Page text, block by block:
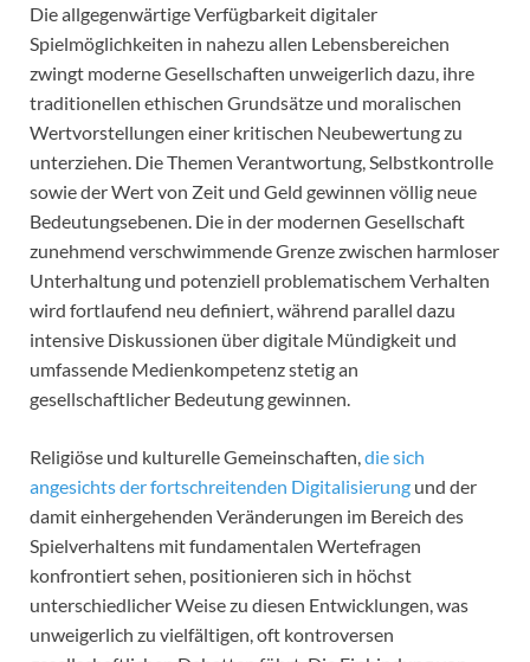
Die allgegenwärtige Verfügbarkeit digitaler
Spielmöglichkeiten in nahezu allen Lebensbereichen
zwingt moderne Gesellschaften unweigerlich dazu, ihre
traditionellen ethischen Grundsätze und moralischen
Wertvorstellungen einer kritischen Neubewertung zu
unterziehen. Die Themen Verantwortung, Selbstkontrolle
sowie der Wert von Zeit und Geld gewinnen völlig neue
Bedeutungsebenen. Die in der modernen Gesellschaft
zunehmend verschwimmende Grenze zwischen harmloser
Unterhaltung und potenziell problematischem Verhalten
wird fortlaufend neu definiert, während parallel dazu
intensive Diskussionen über digitale Mündigkeit und
umfassende Medienkompetenz stetig an
gesellschaftlicher Bedeutung gewinnen.
Religiöse und kulturelle Gemeinschaften,die sich
angesichts der fortschreitenden Digitalisierung und der
damit einhergehenden Veränderungen im Bereich des
Spielverhaltens mit fundamentalen Wertefragen
konfrontiert sehen, positionieren sich in höchst
unterschiedlicher Weise zu diesen Entwicklungen, was
unweigerlich zu vielfältigen, oft kontroversen